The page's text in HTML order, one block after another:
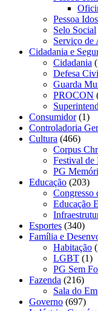
Pessoa
Selo Social
Serviço de
Cidadania e
Cidadania
Defesa
Guarda
PROCON
Consumidor(1)
Controladoria
Cultura (466)
Corpus
Festival de
PG
Educação (203)
Congresso
Educação
Esportes (340)
Família e
Habitação
LGBT (1)
PG Sem
Fazenda (216)
Sala do
Governo (697)